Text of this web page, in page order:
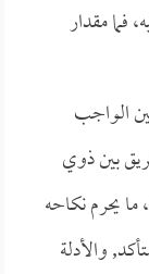
مقدار
الواجب
بين ذوي
ما يحرم نكاحه
والأدلة